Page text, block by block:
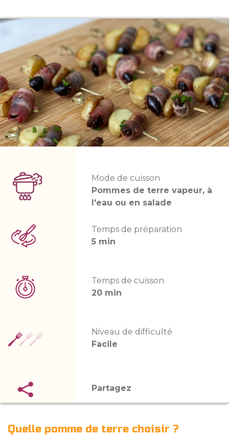
Mode de cuisson
Pommes de terre vapeur, à
l'eau ou en salade
Temps de préparation
5 min
Temps de cuisson
20 min
Niveau de difficulté
Facile
Partagez
Quelle pomme de terre choisir ?